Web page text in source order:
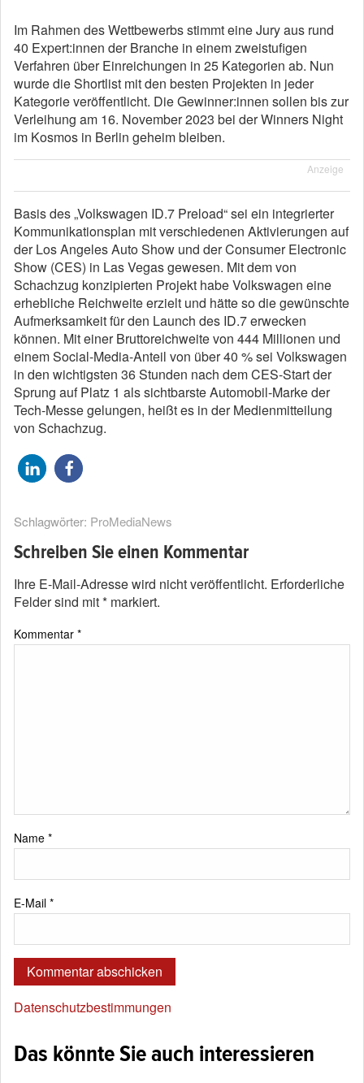
Im Rahmen des Wettbewerbs stimmt eine Jury aus rund
40 Expert:innen der Branche in einem zweistufigen
Verfahren über Einreichungen in 25 Kategorien ab. Nun
wurde die Shortlist mit den besten Projekten in jeder
Kategorie veröffentlicht. Die Gewinner:innen sollen bis zur
Verleihung am 16. November 2023 bei der Winners Night
im Kosmos in Berlin geheim bleiben.
Anzeige
Basis des „Volkswagen ID.7 Preload“ sei ein integrierter
Kommunikationsplan mit verschiedenen Aktivierungen auf
der Los Angeles Auto Show und der Consumer Electronic
Show (CES) in Las Vegas gewesen. Mit dem von
Schachzug konzipierten Projekt habe Volkswagen eine
erhebliche Reichweite erzielt und hätte so die gewünschte
Aufmerksamkeit für den Launch des ID.7 erwecken
können. Mit einer Bruttoreichweite von 444 Millionen und
einem Social-Media-Anteil von über 40 % sei Volkswagen
in den wichtigsten 36 Stunden nach dem CES-Start der
Sprung auf Platz 1 als sichtbarste Automobil-Marke der
Tech-Messe gelungen, heißt es in der Medienmitteilung
von Schachzug.
Schlagwörter: ProMediaNews
Schreiben Sie einen Kommentar
Ihre E-Mail-Adresse wird nicht veröffentlicht. Erforderliche
Felder sind mit* markiert.
Kommentar *
Name *
E-Mail *
Datenschutzbestimmungen
Das könnte Sie auch interessieren